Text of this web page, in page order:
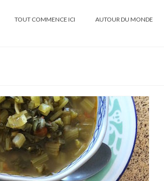
TOUT COMMENCE ICI AUTOUR DU MONDE